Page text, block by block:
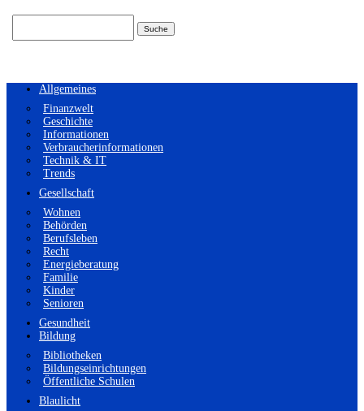
Allgemeines
Finanzwelt
Geschichte
Informationen
Verbraucherinformationen
Technik & IT
Trends
Gesellschaft
Wohnen
Behörden
Berufsleben
Recht
Energieberatung
Familie
Kinder
Senioren
Gesundheit
Bildung
Bibliotheken
Bildungseinrichtungen
Öffentliche Schulen
Blaulicht